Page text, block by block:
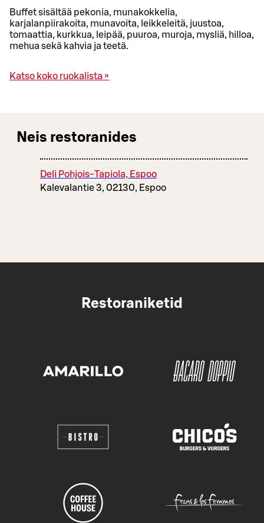
Buffet sisältää pekonia, munakokkelia,
karjalanpiirakoita, munavoita, leikkeleitä, juustoa,
tomaattia, kurkkua, leipää, puuroa, muroja, mysliä, hilloa,
mehua sekä kahvia ja teetä.
Katso koko ruokalista »
Neis restoranides
Deli Pohjois-Tapiola, Espoo
Kalevalantie 3, 02130, Espoo
Restoraniketid